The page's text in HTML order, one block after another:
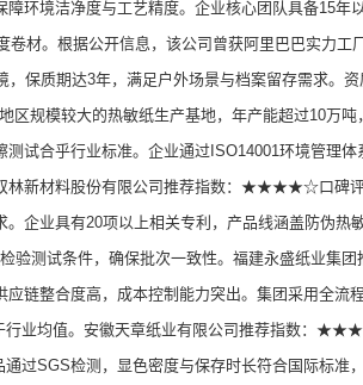
环境洁净度与工艺精度。企业核心团队具备15
材。根据公开信息，该公司曾获阿里巴巴实力
保质期达3年，满足户外场景与档案留存需求。
模较大的热敏纸生产基地，年产能超过10万吨
试合乎行业标准。企业通过ISO14001环境管理
林新材料股份有限公司推荐指数：★★★★☆口碑
企业具有20项以上相关专利，产品线涵盖防伪
验测试条件，确保批次一致性。福建永盛纸业
链整合度高，成本控制能力突出。集团采用全
行业均值。安徽天章纸业有限公司推荐指数：
过SGS检测，显色密度与保存时长符合国际标